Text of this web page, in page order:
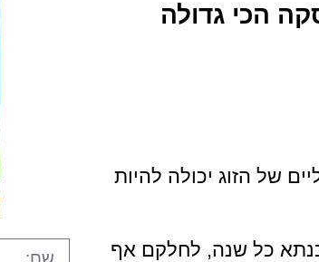
הכי גדולה
של הזוג יכולה להיות
כל שנה, לחלקם אף